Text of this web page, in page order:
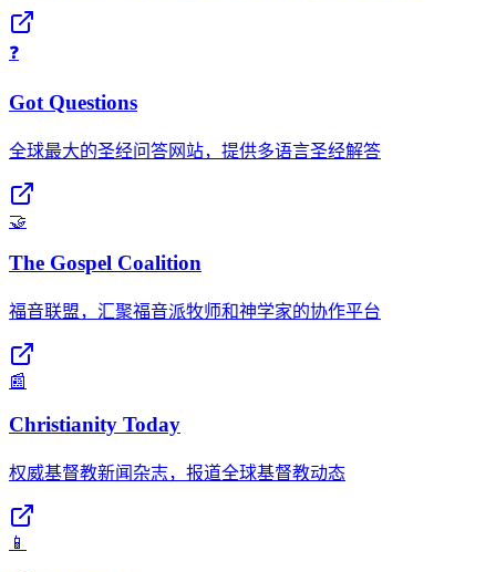
❓
Got Questions
全球最大的圣经问答网站，提供多语言圣经解答
🤝
The Gospel Coalition
福音联盟，汇聚福音派牧师和神学家的协作平台
📰
Christianity Today
权威基督教新闻杂志，报道全球基督教动态
📱